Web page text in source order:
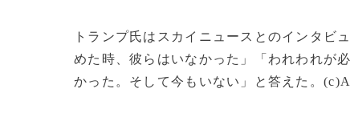
トランプ氏はスカイニュースとのインタビ
めた時、彼らはいなかった」「われわれが
かった。そして今もいない」と答えた。